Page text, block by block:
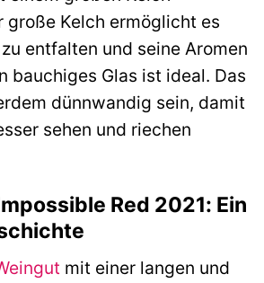
große Kelch ermöglicht es
entfalten und seine Aromen
bauchiges Glas ist ideal. Das
dünnwandig sein, damit
sehen und riechen
Red 2021: Ein
mit einer langen und